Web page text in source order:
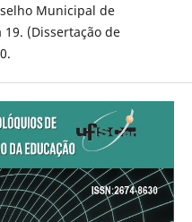
Municipal de
19. (Dissertação de